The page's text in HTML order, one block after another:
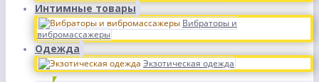
Интимные товары
Вибраторы и
вибромассажеры
Одежда
Экзотическая одежда